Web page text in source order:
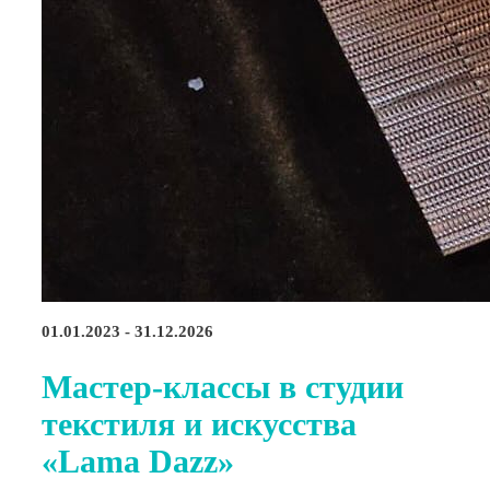
01.01.2023 - 31.12.2026
Мастер-классы в студии
текстиля и искусства
«Lama Dazz»